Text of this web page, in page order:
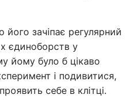
зачіпає регулярний
єдиноборств у
йому було б цікаво
і подивитися,
себе в клітці.